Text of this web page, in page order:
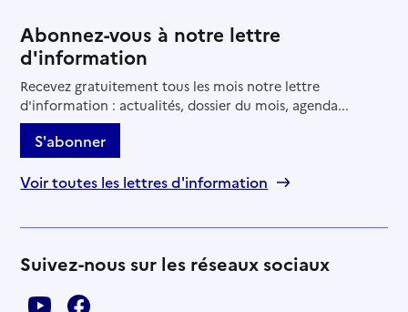
Abonnez-vous à notre lettre
d'information
Recevez gratuitement tous les mois notre lettre
d'information : actualités, dossier du mois, agenda...
S'abonner
Voir toutes les lettres d'information
Suivez-nous sur les réseaux sociaux